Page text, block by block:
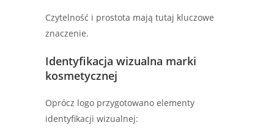
Czytelność i prostota mają tutaj kluczowe
znaczenie.
Identyfikacja wizualna marki
kosmetycznej
Oprócz logo przygotowano elementy
identyfikacji wizualnej: